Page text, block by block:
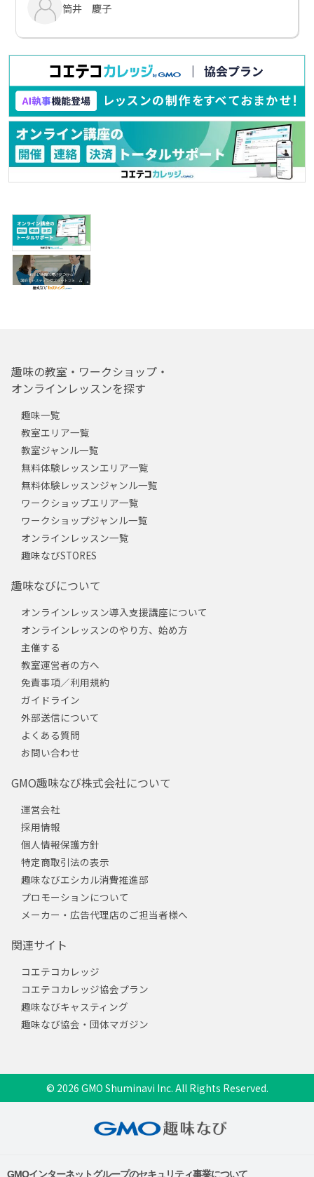
筒井 慶子
趣味の教室・ワークショップ・
オンラインレッスンを探す
趣味一覧
教室エリア一覧
教室ジャンル一覧
無料体験レッスンエリア一覧
無料体験レッスンジャンル一覧
ワークショップエリア一覧
ワークショップジャンル一覧
オンラインレッスン一覧
趣味なびSTORES
趣味なびについて
オンラインレッスン導入支援講座について
オンラインレッスンのやり方、始め方
主催する
教室運営者の方へ
免責事項／利用規約
ガイドライン
外部送信について
よくある質問
お問い合わせ
GMO趣味なび株式会社について
運営会社
採用情報
個人情報保護方針
特定商取引法の表示
趣味なびエシカル消費推進部
プロモーションについて
メーカー・広告代理店のご担当者様へ
関連サイト
コエテコカレッジ
コエテコカレッジ協会プラン
趣味なびキャスティング
趣味なび協会・団体マガジン
© 2026 GMO Shuminavi Inc. All Rights Reserved.